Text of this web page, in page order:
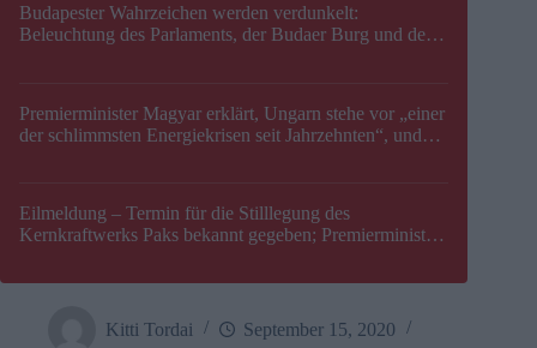
Budapester Wahrzeichen werden verdunkelt:
Beleuchtung des Parlaments, der Budaer Burg und der
Premierminister Magyar erklärt, Ungarn stehe vor „einer
der schlimmsten Energiekrisen seit Jahrzehnten“, und
Eilmeldung – Termin für die Stilllegung des
Kernkraftwerks Paks bekannt gegeben; Premierminister
Kitti Tordai
September 15, 2020